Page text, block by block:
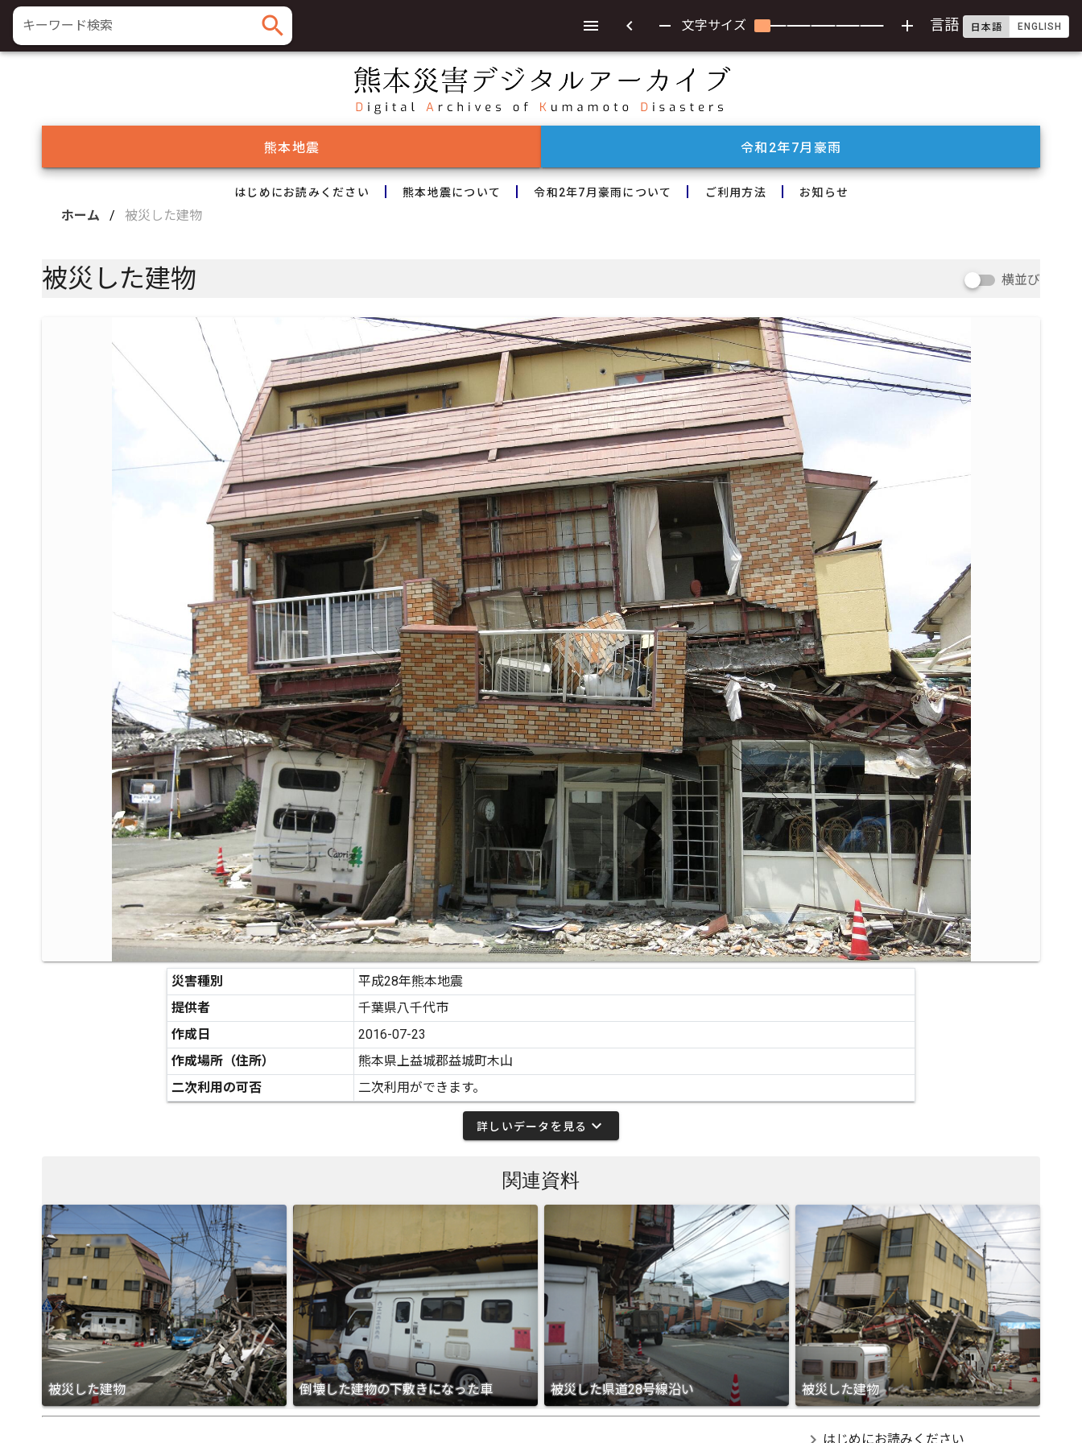
キーワード検索 search chevron_left remove 文字サイズ add 言語 日本語 ENGLISH
熊本地震 令和2年7月豪雨
はじめにお読みください 熊本地震について 令和2年7月豪雨について ご利用方法 お知らせ
ホーム / 被災した建物
被災した建物 横並び
災害種別
平成28年熊本地震
提供者
千葉県八千代市
作成日
2016-07-23
作成場所（住所）
熊本県上益城郡益城町木山
二次利用の可否
二次利用ができます。
詳しいデータを見る expand_more
関連資料
被災した建物 倒壊した建物の下敷きになった車 被災した県道28号線沿い 被災した建物
はじめにお読みください